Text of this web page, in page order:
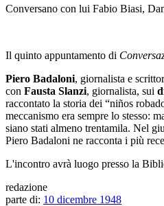
Conversano con lui Fabio Biasi,
Il quinto appuntamento di
Piero Badaloni, giornalista e
con Fausta Slanzi, giornalista, sui
raccontato la storia dei “niños
meccanismo era sempre lo stesso:
siano stati almeno trentamila. Nel
Piero Badaloni ne racconta i più
L'incontro avrà luogo presso la
redazione
parte di: 10 dicembre 1948